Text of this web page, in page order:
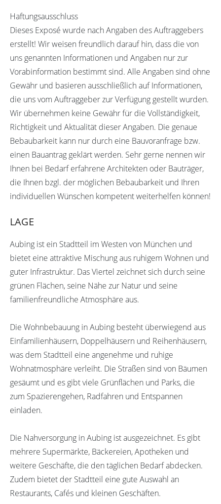
Haftungsausschluss
Dieses Exposé wurde nach Angaben des Auftraggebers
erstellt! Wir weisen freundlich darauf hin, dass die von
uns genannten Informationen und Angaben nur zur
Vorabinformation bestimmt sind. Alle Angaben sind ohne
Gewähr und basieren ausschließlich auf Informationen,
die uns vom Auftraggeber zur Verfügung gestellt wurden.
Wir übernehmen keine Gewähr für die Vollständigkeit,
Richtigkeit und Aktualität dieser Angaben. Die genaue
Bebaubarkeit kann nur durch eine Bauvoranfrage bzw.
einen Bauantrag geklärt werden. Sehr gerne nennen wir
Ihnen bei Bedarf erfahrene Architekten oder Bauträger,
die Ihnen bzgl. der möglichen Bebaubarkeit und Ihren
individuellen Wünschen kompetent weiterhelfen können!
LAGE
Aubing ist ein Stadtteil im Westen von München und
bietet eine attraktive Mischung aus ruhigem Wohnen und
guter Infrastruktur. Das Viertel zeichnet sich durch seine
grünen Flächen, seine Nähe zur Natur und seine
familienfreundliche Atmosphäre aus.
Die Wohnbebauung in Aubing besteht überwiegend aus
Einfamilienhäusern, Doppelhäusern und Reihenhäusern,
was dem Stadtteil eine angenehme und ruhige
Wohnatmosphäre verleiht. Die Straßen sind von Bäumen
gesäumt und es gibt viele Grünflächen und Parks, die
zum Spazierengehen, Radfahren und Entspannen
einladen.
Die Nahversorgung in Aubing ist ausgezeichnet. Es gibt
mehrere Supermärkte, Bäckereien, Apotheken und
weitere Geschäfte, die den täglichen Bedarf abdecken.
Zudem bietet der Stadtteil eine gute Auswahl an
Restaurants, Cafés und kleinen Geschäften.